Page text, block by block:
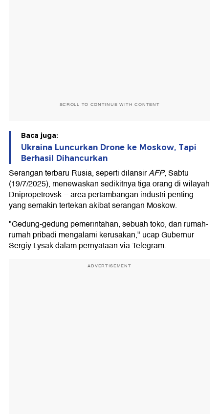
SCROLL TO CONTINUE WITH CONTENT
Baca juga:
Ukraina Luncurkan Drone ke Moskow, Tapi
Berhasil Dihancurkan
Serangan terbaru Rusia, seperti dilansirAFP, Sabtu
(19/7/2025), menewaskan sedikitnya tiga orang di wilayah
Dnipropetrovsk -- area pertambangan industri penting
yang semakin tertekan akibat serangan Moskow.
"Gedung-gedung pemerintahan, sebuah toko, dan rumah-
rumah pribadi mengalami kerusakan," ucap Gubernur
Sergiy Lysak dalam pernyataan via Telegram.
ADVERTISEMENT